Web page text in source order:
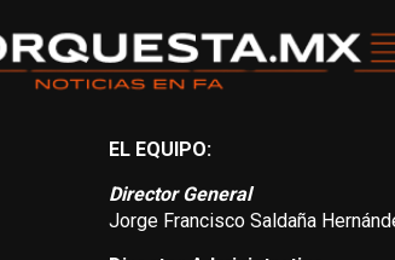
EL EQUIPO:
Director General
Jorge Francisco Saldaña